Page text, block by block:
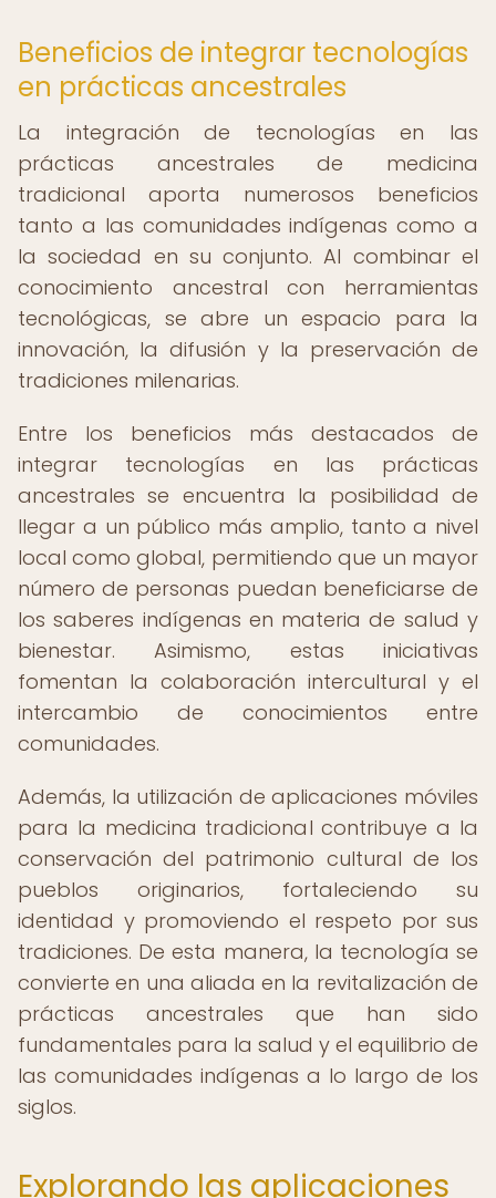
Beneficios de integrar tecnologías
en prácticas ancestrales
La integración de tecnologías en las
prácticas ancestrales de medicina
tradicional aporta numerosos beneficios
tanto a las comunidades indígenas como a
la sociedad en su conjunto. Al combinar el
conocimiento ancestral con herramientas
tecnológicas, se abre un espacio para la
innovación, la difusión y la preservación de
tradiciones milenarias.
Entre los beneficios más destacados de
integrar tecnologías en las prácticas
ancestrales se encuentra la posibilidad de
llegar a un público más amplio, tanto a nivel
local como global, permitiendo que un mayor
número de personas puedan beneficiarse de
los saberes indígenas en materia de salud y
bienestar. Asimismo, estas iniciativas
fomentan la colaboración intercultural y el
intercambio de conocimientos entre
comunidades.
Además, la utilización de aplicaciones móviles
para la medicina tradicional contribuye a la
conservación del patrimonio cultural de los
pueblos originarios, fortaleciendo su
identidad y promoviendo el respeto por sus
tradiciones. De esta manera, la tecnología se
convierte en una aliada en la revitalización de
prácticas ancestrales que han sido
fundamentales para la salud y el equilibrio de
las comunidades indígenas a lo largo de los
siglos.
Explorando las aplicaciones